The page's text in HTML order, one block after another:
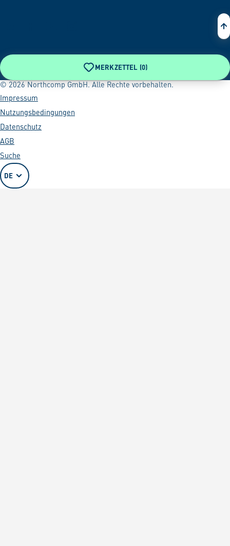
MERKZETTEL (0)
© 2026 Northcomp GmbH. Alle Rechte vorbehalten.
Impressum
Nutzungsbedingungen
Datenschutz
AGB
Suche
DE